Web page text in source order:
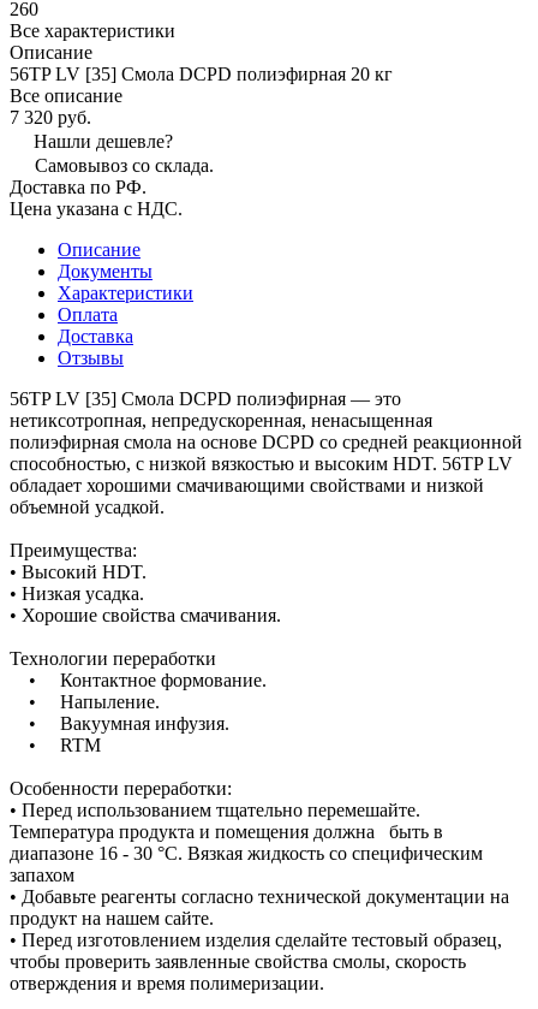
260
Все характеристики
Описание
56TP LV [35] Смола DCPD полиэфирная 20 кг
Все описание
7 320 руб.
Нашли дешевле?
Самовывоз со склада.
Доставка по РФ.
Цена указана с НДС.
Описание
Документы
Характеристики
Оплата
Доставка
Отзывы
56TP LV [35] Смола DCPD полиэфирная — это
нетиксотропная, непредускоренная, ненасыщенная
полиэфирная смола на основе DCPD со средней реакционной
способностью, с низкой вязкостью и высоким HDT. 56TP LV
обладает хорошими смачивающими свойствами и низкой
объемной усадкой.
Преимущества:
• Высокий HDT.
• Низкая усадка.
• Хорошие свойства смачивания.
Технологии переработки
• Контактное формование.
• Напыление.
• Вакуумная инфузия.
• RTM
Особенности переработки:
• Перед использованием тщательно перемешайте.
Температура продукта и помещения должна быть в
диапазоне 16 - 30 °C. Вязкая жидкость со специфическим
запахом
• Добавьте реагенты согласно технической документации на
продукт на нашем сайте.
• Перед изготовлением изделия сделайте тестовый образец,
чтобы проверить заявленные свойства смолы, скорость
отверждения и время полимеризации.